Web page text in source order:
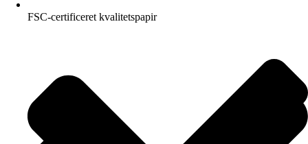
FSC-certificeret kvalitetspapir